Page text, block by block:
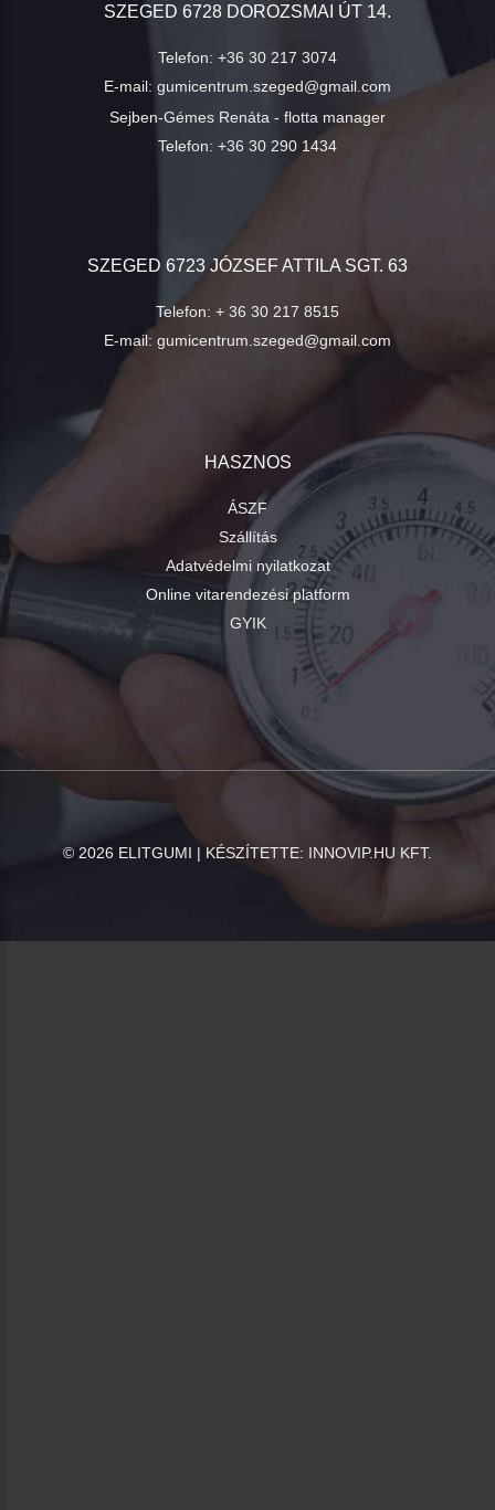
SZEGED 6728 DOROZSMAI ÚT 14.
Telefon: +36 30 217 3074
E-mail: gumicentrum.szeged@gmail.com
Sejben-Gémes Renáta - flotta manager
Telefon: +36 30 290 1434
SZEGED 6723 JÓZSEF ATTILA SGT. 63
Telefon: + 36 30 217 8515
E-mail: gumicentrum.szeged@gmail.com
HASZNOS
ÁSZF
Szállítás
Adatvédelmi nyilatkozat
Online vitarendezési platform
GYIK
© 2026 ELITGUMI | KÉSZÍTETTE: INNOVIP.HU KFT.